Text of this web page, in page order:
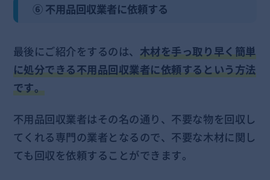
⑥ 不用品回収業者に依頼する
最後にご紹介をするのは、 木材を手っ取り早く簡単
に処分できる不用品回収業者に依頼するという方法
です。
不用品回収業者はその名の通り、不要な物を回収し
てくれる専門の業者となるので、不要な木材に関し
ても回収を依頼することができます。